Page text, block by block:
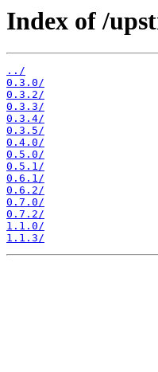
Index of /
../
0.3.0/
0.3.2/
0.3.3/
0.3.4/
0.3.5/
0.4.0/
0.5.0/
0.5.1/
0.6.1/
0.6.2/
0.7.0/
0.7.2/
1.1.0/
1.1.3/